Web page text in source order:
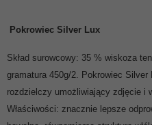
Pokrowiec Silver Lux
Skład surowcowy: 35 % wiskoza
gramatura 450g/2. Pokrowiec
rozdzielczy umożliwiający zdjęcie i
Właściwości: znacznie lepsze